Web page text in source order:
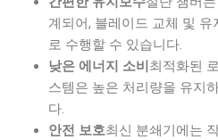
계되어, 블레이드 교체 및
로 수행할 수 있습니다.
낮은 에너지 소비 최적화된
스템은 높은 처리량을 유지
다.
안전 보호최신 분쇄기에는